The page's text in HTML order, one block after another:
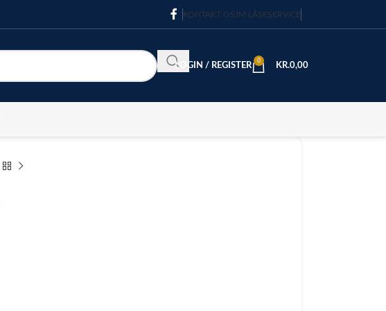
KONTAKT OS JM LÅSESERVICE
LOGIN / REGISTER
0
KR.0,00